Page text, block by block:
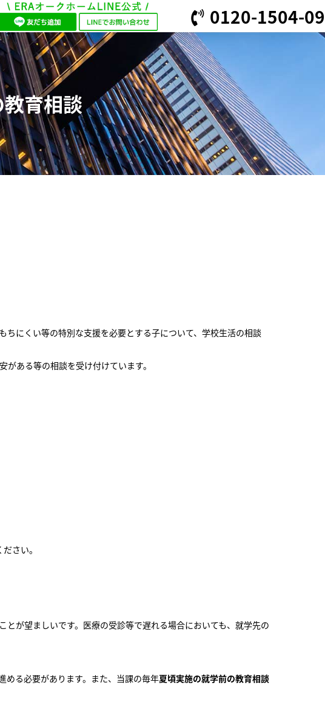
0120-1504-09
育相談
にくい等の特別な支援を必要とする子について、学校生活の相談
ある等の相談を受け付けています。
さい。
とが望ましいです。医療の受診等で遅れる場合においても、就学先の
める必要があります。また、当課の毎年夏頃実施の就学前の教育相談